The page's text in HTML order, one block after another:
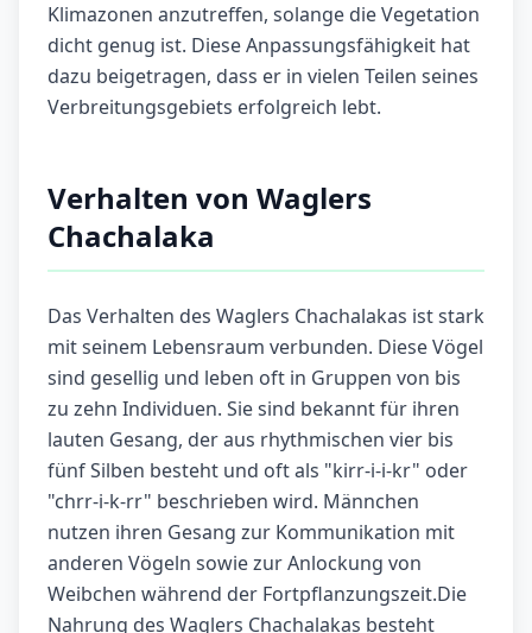
Klimazonen anzutreffen, solange die Vegetation
dicht genug ist. Diese Anpassungsfähigkeit hat
dazu beigetragen, dass er in vielen Teilen seines
Verbreitungsgebiets erfolgreich lebt.
Verhalten von Waglers
Chachalaka
Das Verhalten des Waglers Chachalakas ist stark
mit seinem Lebensraum verbunden. Diese Vögel
sind gesellig und leben oft in Gruppen von bis
zu zehn Individuen. Sie sind bekannt für ihren
lauten Gesang, der aus rhythmischen vier bis
fünf Silben besteht und oft als "kirr-i-i-kr" oder
"chrr-i-k-rr" beschrieben wird. Männchen
nutzen ihren Gesang zur Kommunikation mit
anderen Vögeln sowie zur Anlockung von
Weibchen während der Fortpflanzungszeit.Die
Nahrung des Waglers Chachalakas besteht